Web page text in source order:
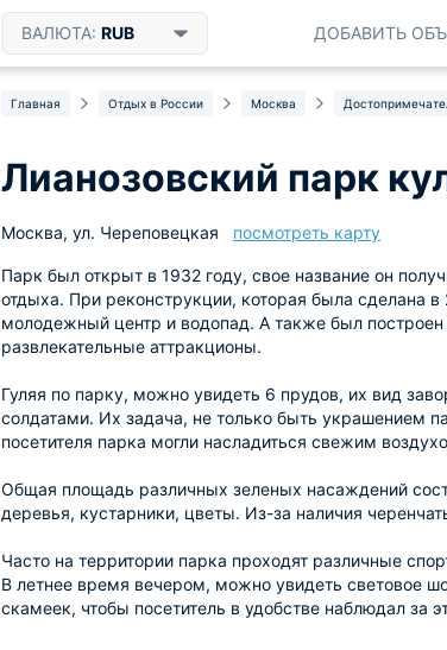
ВАЛЮТА: RUB ДОБАВИТЬ
Главная Отдых в России Москва
Лианозовский парк
Москва, ул. Череповецкая посмотреть карту
Парк был открыт в 1932 году, свое название он
отдыха. При реконструкции, которая была сделана
молодежный центр и водопад. А также был
развлекательные аттракционы.
Гуляя по парку, можно увидеть 6 прудов, их вид
солдатами. Их задача, не только быть украшением
посетителя парка могли насладиться свежим
Общая площадь различных зеленых насаждений
деревья, кустарники, цветы. Из-за наличия
Часто на территории парка проходят различные
В летнее время вечером, можно увидеть световое
скамеек, чтобы посетитель в удобстве наблюдал за